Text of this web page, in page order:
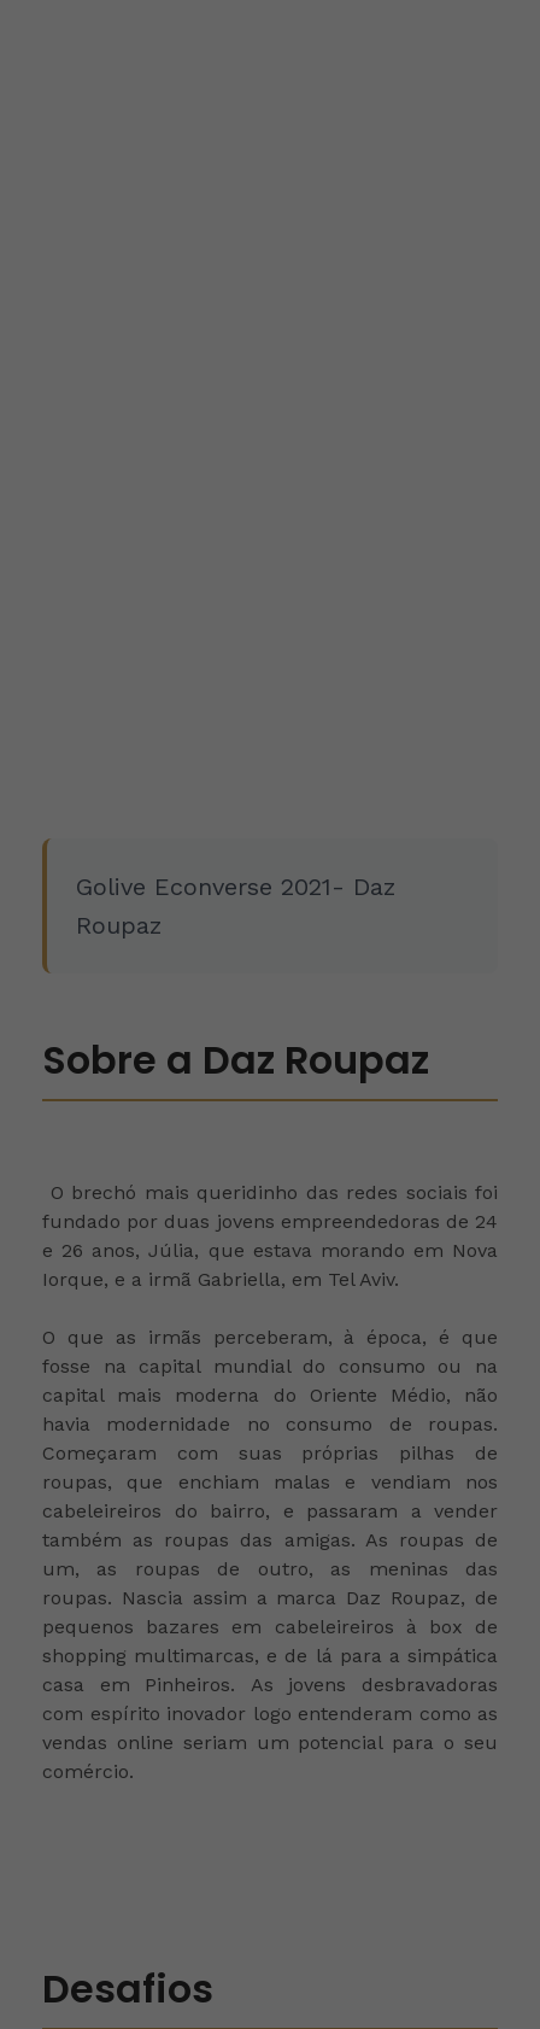
Golive Econverse 2021- Daz
Roupaz
Sobre a Daz Roupaz
O brechó mais queridinho das redes sociais foi
fundado por duas jovens empreendedoras de 24
e 26 anos, Júlia, que estava morando em Nova
Iorque, e a irmã Gabriella, em Tel Aviv.
O que as irmãs perceberam, à época, é que
fosse na capital mundial do consumo ou na
capital mais moderna do Oriente Médio, não
havia modernidade no consumo de roupas.
Começaram com suas próprias pilhas de
roupas, que enchiam malas e vendiam nos
cabeleireiros do bairro, e passaram a vender
também as roupas das amigas. As roupas de
um, as roupas de outro, as meninas das
roupas. Nascia assim a marca Daz Roupaz, de
pequenos bazares em cabeleireiros à box de
shopping multimarcas, e de lá para a simpática
casa em Pinheiros. As jovens desbravadoras
com espírito inovador logo entenderam como as
vendas online seriam um potencial para o seu
comércio.
Desafios